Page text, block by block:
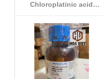
Chloroplatinic acid